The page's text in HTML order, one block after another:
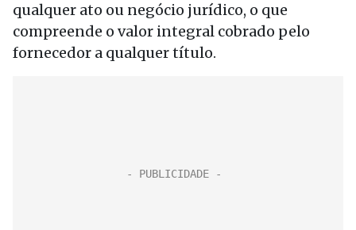
qualquer ato ou negócio jurídico, o que
compreende o valor integral cobrado pelo
fornecedor a qualquer título.